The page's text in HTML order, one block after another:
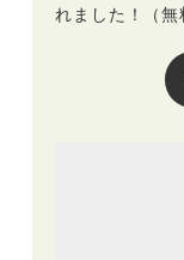
れました！（無